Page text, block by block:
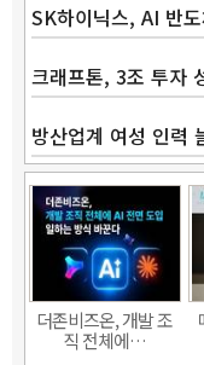
SK하이닉스, AI 반
크래프톤, 3조 투자
방산업계 여성 인
더존비즈온, 개발 조
직 전체에…